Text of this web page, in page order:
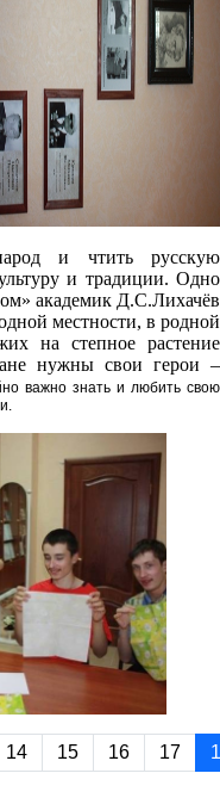
и чтить русскую
и традиции. Одно
академик Д.С.Лихачёв
местности, в родной
на степное растение
нужны свои герои –
важно знать и любить свою
14 15 16 17